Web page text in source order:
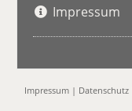
Impressum
Impressum | Datenschutz